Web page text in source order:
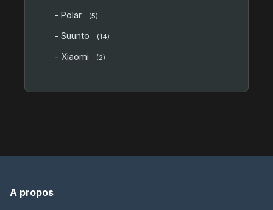
- Polar (5)
- Suunto (14)
- Xiaomi (2)
A propos